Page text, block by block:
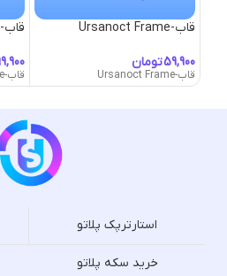
قاب-Ursanoct Frame
تومان
قاب-Ursanoct Frame
قاب-Usurper Frame
قاب-Usurper Frame
استارترپک پلاتو
خرید سکه پلاتو